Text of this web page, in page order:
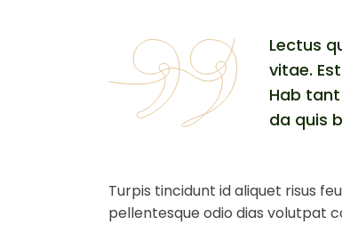
Lectus
vitae.
Hab
da quis
Turpis tincidunt id aliquet risus
pellentesque odio dias volutpat